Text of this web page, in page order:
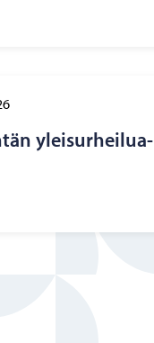
ylei­sur­hei­lua­